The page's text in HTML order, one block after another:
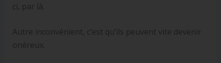
ci, par là.
Autre inconvénient, c’est qu’ils peuvent vite devenir
onéreux.